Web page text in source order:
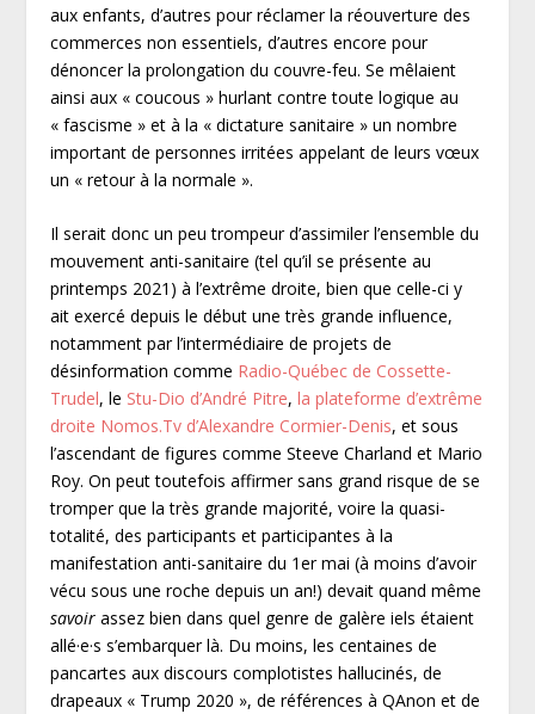
aux enfants, d’autres pour réclamer la réouverture des
commerces non essentiels, d’autres encore pour
dénoncer la prolongation du couvre-feu. Se mêlaient
ainsi aux « coucous » hurlant contre toute logique au
« fascisme » et à la « dictature sanitaire » un nombre
important de personnes irritées appelant de leurs vœux
un « retour à la normale ».
Il serait donc un peu trompeur d’assimiler l’ensemble du
mouvement anti-sanitaire (tel qu’il se présente au
printemps 2021) à l’extrême droite, bien que celle-ci y
ait exercé depuis le début une très grande influence,
notamment par l’intermédiaire de projets de
désinformation comme Radio-Québec de Cossette-
Trudel, le Stu-Dio d’André Pitre,la plateforme d’extrême
droite Nomos.Tv d’Alexandre Cormier-Denis, et sous
l’ascendant de figures comme Steeve Charland et Mario
Roy. On peut toutefois affirmer sans grand risque de se
tromper que la très grande majorité, voire la quasi-
totalité, des participants et participantes à la
manifestation anti-sanitaire du 1ermai (à moins d’avoir
vécu sous une roche depuis un an!) devait quand même
savoir assez bien dans quel genre de galère iels étaient
allé·e·s s’embarquer là. Du moins, les centaines de
pancartes aux discours complotistes hallucinés, de
drapeaux « Trump 2020 », de références à QAnon et de